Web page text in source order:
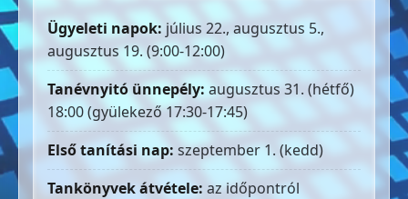
Ügyeleti napok: július 22., augusztus 5.,
augusztus 19. (9:00-12:00)
Tanévnyitó ünnepély: augusztus 31. (hétfő)
18:00 (gyülekező 17:30-17:45)
Első tanítási nap: szeptember 1. (kedd)
Tankönyvek átvétele: az időpontról